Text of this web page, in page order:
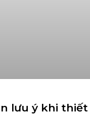
lưu ý khi